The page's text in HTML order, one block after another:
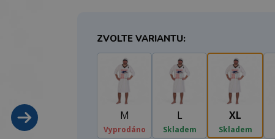
ZVOLTE VARIANTU:
M
Vyprodáno
L
Skladem
XL
Skladem